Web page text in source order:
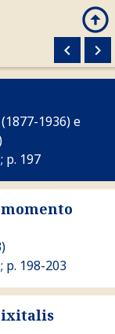
arrow_circle_up
keyboard_arrow_left keyboard_arrow_right
(1877-1936) e
p. 197
da Galicia
p. 198-203
L."